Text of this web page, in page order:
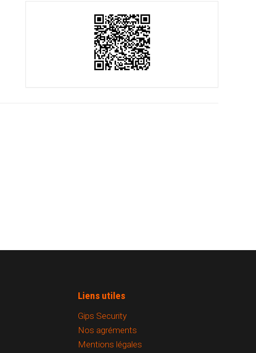
Liens utiles
Gips Security
Nos agréments
Mentions légales